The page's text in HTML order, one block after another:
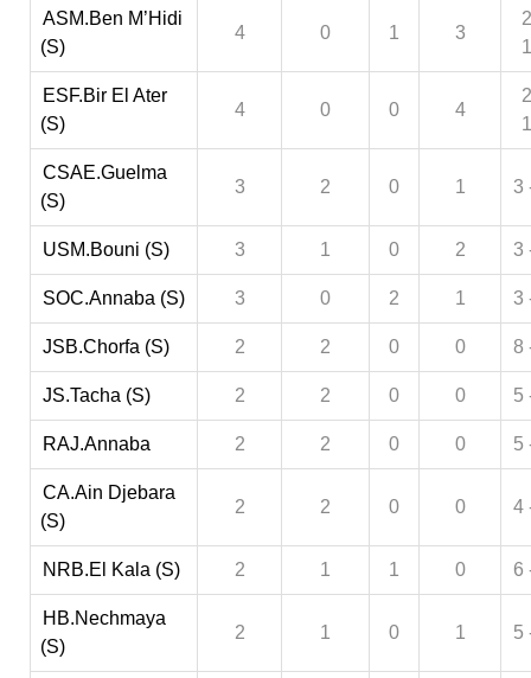
ASM.Ben M’Hidi
(S)
4 0 1 3
ESF.Bir El Ater
(S)
4 0 0 4
CSAE.Guelma
(S)
3 2 0 1 3
USM.Bouni (S) 3 1 0 2 3
SOC.Annaba (S) 3 0 2 1 3
JSB.Chorfa (S) 2 2 0 0 8
JS.Tacha (S) 2 2 0 0 5
RAJ.Annaba 2 2 0 0 5
CA.Ain Djebara
(S)
2 2 0 0 4
NRB.El Kala (S) 2 1 1 0 6
HB.Nechmaya
(S)
2 1 0 1 5